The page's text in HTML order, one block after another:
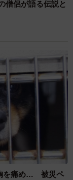
侶が語る伝説と
を痛め… 被災ペ